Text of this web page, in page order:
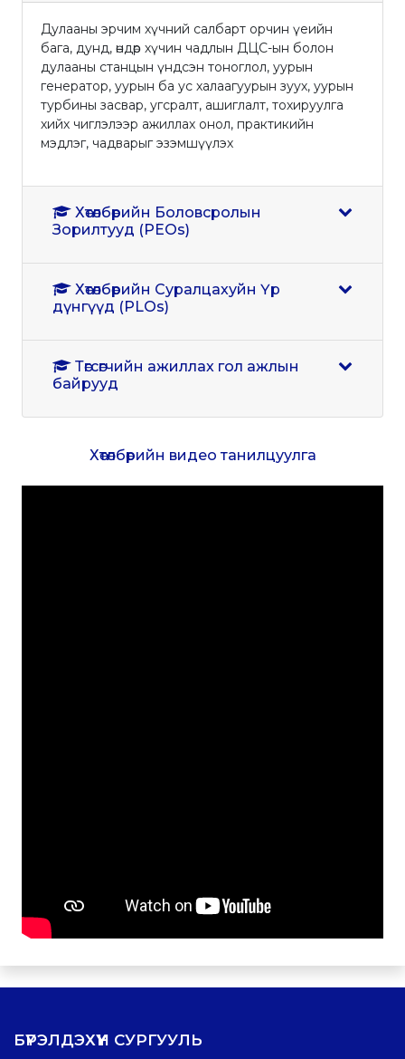
Дулааны эрчим хүчний салбарт орчин үеийн
бага, дунд, өндөр хүчин чадлын ДЦС-ын болон
дулааны станцын үндсэн тоноглол, уурын
генератор, уурын ба ус халаагуурын зуух, уурын
турбины засвар, угсралт, ашиглалт, тохируулга
хийх чиглэлээр ажиллах онол, практикийн
мэдлэг, чадварыг эзэмшүүлэх
Зорилтууд (PEOs)
дүнгүүд (PLOs)
байрууд
Хөтөлбөрийн видео танилцуулга
БҮРЭЛДЭХҮҮН СУРГУУЛЬ